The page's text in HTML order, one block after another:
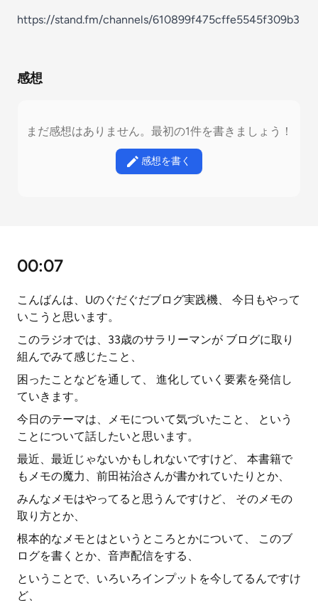
https://stand.fm/channels/610899f475cffe5545f309b3
感想
まだ感想はありません。最初の1件を書きましょう！
感想を書く
00:07
こんばんは、Uのぐだぐだブログ実践機、 今日もやって
いこうと思います。
このラジオでは、33歳のサラリーマンが ブログに取り
組んでみて感じたこと、
困ったことなどを通して、 進化していく要素を発信し
ていきます。
今日のテーマは、メモについて気づいたこと、 という
ことについて話したいと思います。
最近、最近じゃないかもしれないですけど、 本書籍で
もメモの魔力、前田祐治さんが書かれていたりとか、
みんなメモはやってると思うんですけど、 そのメモの
取り方とか、
根本的なメモとはというところとかについて、 このブ
ログを書くとか、音声配信をする、
ということで、いろいろインプットを今してるんですけ
ど、